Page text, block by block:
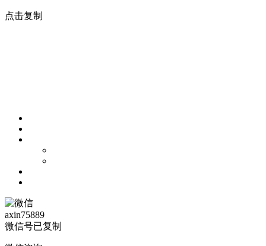
点击复制
axin75889
微信号已复制